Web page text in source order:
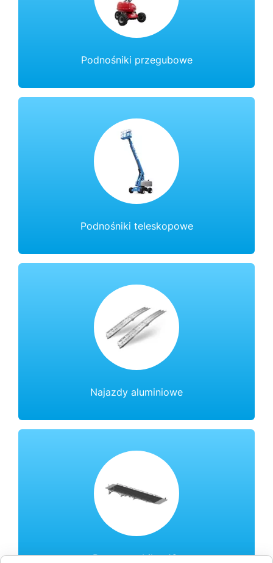
Podnośniki przegubowe
Podnośniki teleskopowe
Najazdy aluminiowe
Rampa mobilna 16t